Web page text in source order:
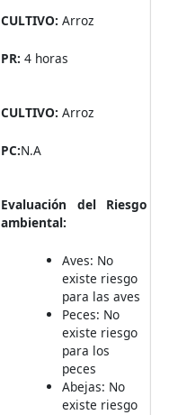
CULTIVO: Arroz
PR: 4 horas
CULTIVO: Arroz
PC:N.A
Evaluación del Riesgo
ambiental:
Aves: No
existe riesgo
para las aves
Peces: No
existe riesgo
para los
peces
Abejas: No
existe riesgo